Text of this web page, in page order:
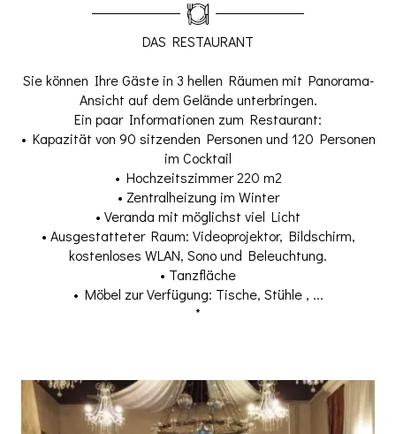
DAS RESTAURANT
Sie können Ihre Gäste in 3 hellen Räumen mit Panorama-
Ansicht auf dem Gelände unterbringen.
Ein paar Informationen zum Restaurant:
• Kapazität von 90 sitzenden Personen und 120 Personen
im Cocktail
• Hochzeitszimmer 220 m2
• Zentralheizung im Winter
• Veranda mit möglichst viel Licht
• Ausgestatteter Raum: Videoprojektor, Bildschirm,
kostenloses WLAN, Sono und Beleuchtung.
• Tanzfläche
• Möbel zur Verfügung: Tische, Stühle , ...
*